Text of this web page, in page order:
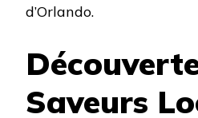
d’Orlando.
Saveurs